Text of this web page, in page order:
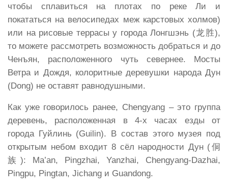
чтобы сплавиться на плотах по реке Ли и
покататься на велосипедах меж карстовых холмов)
или на рисовые террасы у города Лонгшэнь (龙胜),
то можете рассмотреть возможность добраться и до
Ченъян, расположенного чуть севернее. Мосты
Ветра и Дождя, колоритные деревушки народа Дун
(Dong) не оставят равнодушными.
Как уже говорилось ранее, Chengyang – это группа
деревень, расположенная в 4-х часах езды от
города Гуйлинь (Guilin). В состав этого музея под
открытым небом входит 8 сёл народности Дун (侗
族): Ma’an, Pingzhai, Yanzhai, Chengyang-Dazhai,
Pingpu, Pingtan, Jichang и Guandong.